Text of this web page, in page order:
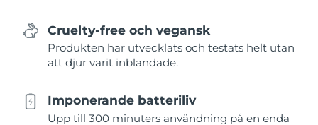
Cruelty-free och vegansk
Produkten har utvecklats och testats helt utan
att djur varit inblandade.
Imponerande batteriliv
Upp till 300 minuters användning på en enda